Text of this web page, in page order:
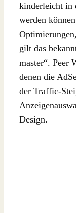
kinderleicht in
werden
gilt das
master“. Peer
denen die
der Traffic-
Design.